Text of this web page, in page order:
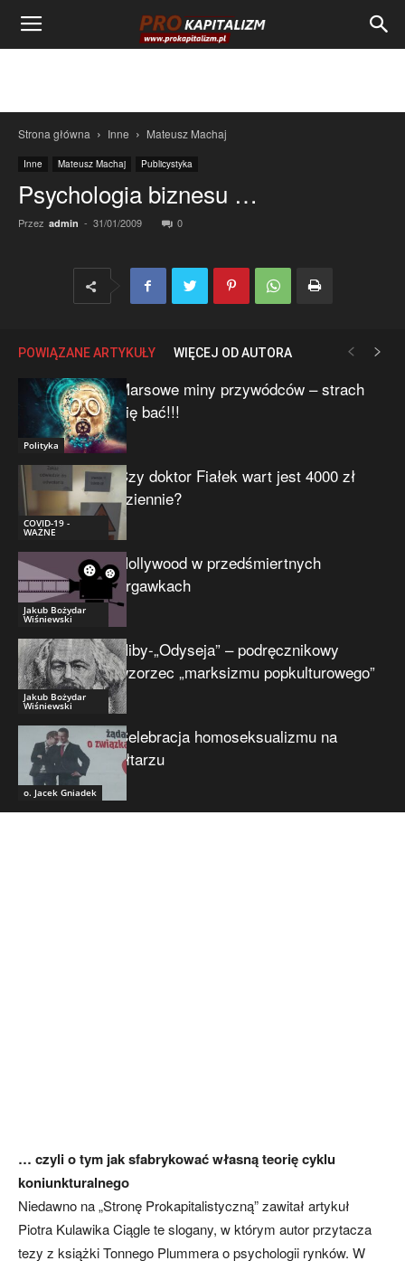
Strona główna Inne Mateusz Machaj
Inne Mateusz Machaj Publicystyka
Psychologia biznesu …
Przez admin - 31/01/2009 0
POWIĄZANE ARTYKUŁY WIĘCEJ OD AUTORA
Polityka
Marsowe miny przywódców – strach
się bać!!!
COVID-19 -
WAŻNE
Czy doktor Fiałek wart jest 4000 zł
dziennie?
Jakub Bożydar
Wiśniewski
Hollywood w przedśmiertnych
drgawkach
Jakub Bożydar
Wiśniewski
Niby-„Odyseja” – podręcznikowy
wzorzec „marksizmu popkulturowego”
o. Jacek Gniadek
Celebracja homoseksualizmu na
ołtarzu
… czyli o tym jak sfabrykować własną teorię cyklu
koniunkturalnego
Niedawno na „Stronę Prokapitalistyczną” zawitał artykuł
Piotra Kulawika Ciągle te slogany, w którym autor przytacza
tezy z książki Tonnego Plummera o psychologii rynków. W